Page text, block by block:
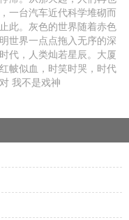
一台汽车近代科学堆砌而
此。灰色的世界随着赤色
世界一点点拖入无序的深
代，人类灿若星辰。大厦
帔似血，时笑时哭，时代
我不是戏神